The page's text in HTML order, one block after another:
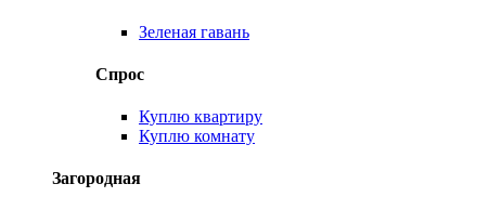
Зеленая гавань
Спрос
Куплю квартиру
Куплю комнату
Загородная